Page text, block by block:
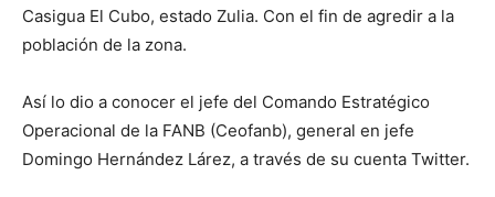
Casigua El Cubo, estado Zulia. Con el fin de agredir a la
población de la zona.
Así lo dio a conocer el jefe del Comando Estratégico
Operacional de la FANB (Ceofanb), general en jefe
Domingo Hernández Lárez, a través de su cuenta Twitter.